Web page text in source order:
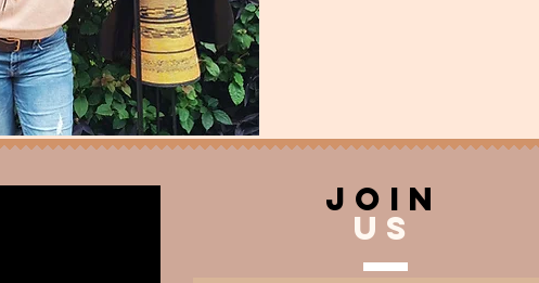
join
US